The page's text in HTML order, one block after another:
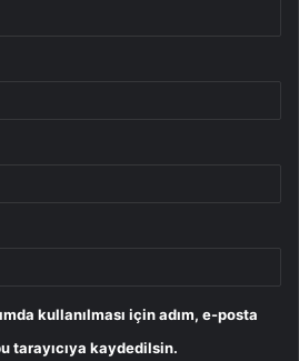
kullanılması için adım, e-posta
tarayıcıya kaydedilsin.